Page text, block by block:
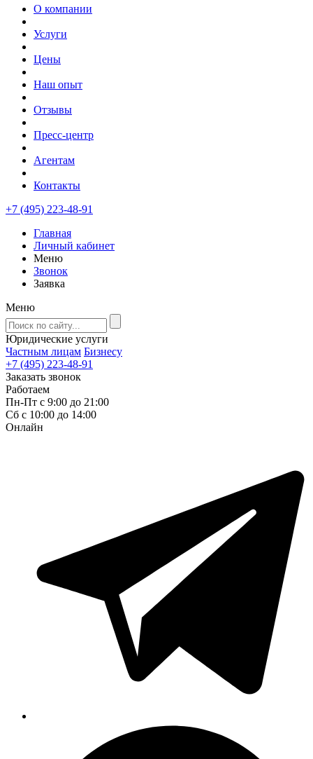
О компании
Услуги
Цены
Наш опыт
Отзывы
Пресс-центр
Агентам
Контакты
+7 (495) 223-48-91
Главная
Личный кабинет
Меню
Звонок
Заявка
Меню
Юридические услуги
Частным лицам Бизнесу
+7 (495) 223-48-91
Заказать звонок
Работаем
Пн-Пт с 9:00 до 21:00
Сб с 10:00 до 14:00
Онлайн